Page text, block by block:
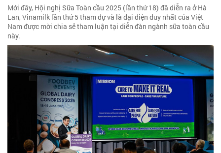
Mới đây, Hội nghị Sữa Toàn cầu 2025 (lần thứ 18) đã diễn ra ở Hà
Lan, Vinamilk lần thứ 5 tham dự và là đại diện duy nhất của Việt
Nam được mời chia sẻ tham luận tại diễn đàn ngành sữa toàn cầu
này.